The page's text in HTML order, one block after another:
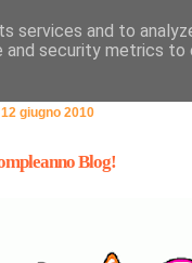
giugno 2010
Blog!
services and to
security metrics